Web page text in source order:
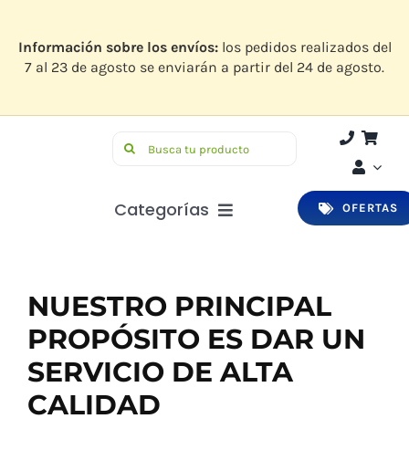
contenido
Información sobre los envíos:los pedidos realizados del
7 al 23 de agosto se enviarán a partir del 24 de agosto.
Buscar:
Categorías
Higiene y Belleza
Infantil
Bucodental
Vitaminas y Suplementos
OFERTAS
NUESTRO PRINCIPAL
PROPÓSITO ES DAR UN
SERVICIO DE ALTA
CALIDAD